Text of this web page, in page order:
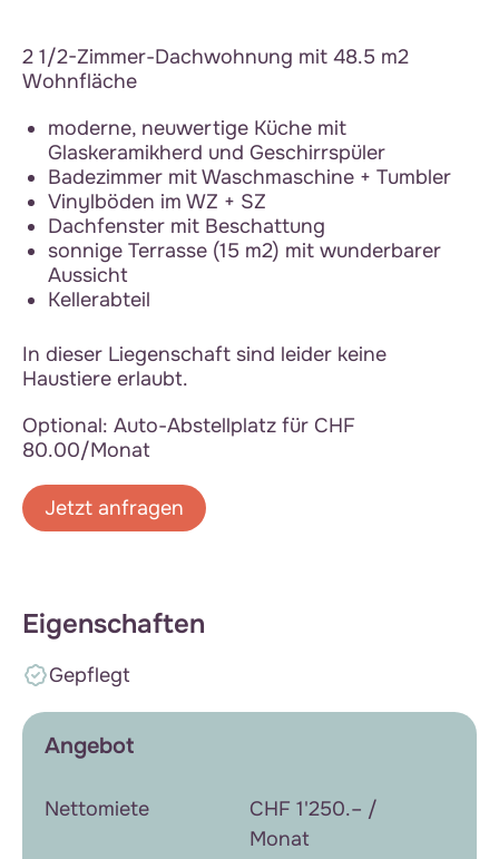
2 1/2-Zimmer-Dachwohnung mit 48.5 m2
Wohnfläche
moderne, neuwertige Küche mit
Glaskeramikherd und Geschirrspüler
Badezimmer mit Waschmaschine + Tumbler
Vinylböden im WZ + SZ
Dachfenster mit Beschattung
sonnige Terrasse (15 m2) mit wunderbarer
Aussicht
Kellerabteil
In dieser Liegenschaft sind leider keine
Haustiere erlaubt.
Optional: Auto-Abstellplatz für CHF
80.00/Monat
Jetzt anfragen
Eigenschaften
Gepflegt
Angebot
Nettomiete
CHF 1'250.– /
Monat